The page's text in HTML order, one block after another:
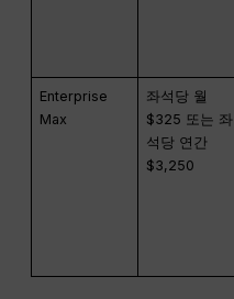
Enterprise
Max
좌석당 월
$325 또는 좌
석당 연간
$3,250